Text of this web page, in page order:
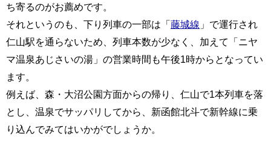
ち寄るのがお薦めです。
それというのも、下り列車の一部は「藤城線 」で運行され
仁山駅を通らないため、列車本数が少なく、加えて「ニヤ
マ温泉あじさいの湯」の営業時間も午後1時からとなってい
ます。
例えば、森・大沼公園方面からの帰り、仁山で1本列車を落
とし、温泉でサッパリしてから、新函館北斗で新幹線に乗
り込んでみてはいかがでしょうか。